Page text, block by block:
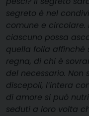
segreto è nel
comune e
ciascuno possa
quella folla affinché
regna, di chi è
del necessario.
discepoli, l’intera
di amore si può
seduti a loro volta